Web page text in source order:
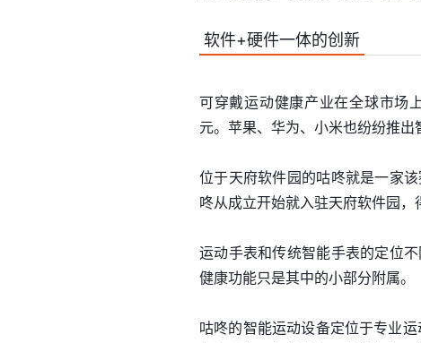
软件+硬件一体的创新
可穿戴运动健康产业在全球市场
元。苹果、华为、小米也纷纷推出
位于天府软件园的咕咚就是一家
咚从成立开始就入驻天府软件园，
运动手表和传统智能手表的定位
健康功能只是其中的小部分附属。
咕咚的智能运动设备定位于专业